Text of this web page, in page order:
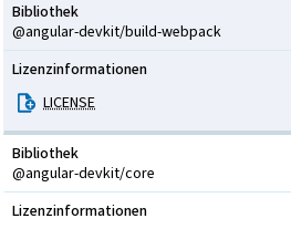
Bibliothek
@angular-devkit/build-webpack
Lizenzinformationen
LICENSE
Bibliothek
@angular-devkit/core
Lizenzinformationen